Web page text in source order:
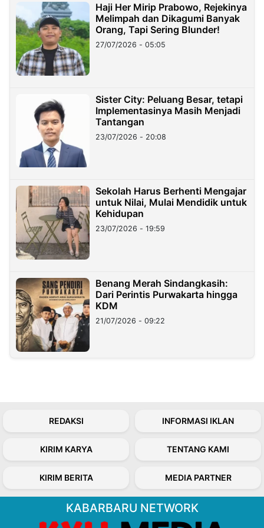
Haji Her Mirip Prabowo, Rejekinya
Melimpah dan Dikagumi Banyak
Orang, Tapi Sering Blunder!
27/07/2026 - 05:05
Sister City: Peluang Besar, tetapi
Implementasinya Masih Menjadi
Tantangan
23/07/2026 - 20:08
Sekolah Harus Berhenti Mengajar
untuk Nilai, Mulai Mendidik untuk
Kehidupan
23/07/2026 - 19:59
Benang Merah Sindangkasih:
Dari Perintis Purwakarta hingga
KDM
21/07/2026 - 09:22
REDAKSI INFORMASI IKLAN
KIRIM KARYA TENTANG KAMI
KIRIM BERITA MEDIA PARTNER
KABARBARU NETWORK